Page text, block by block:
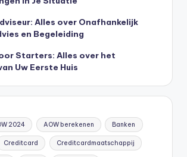
Alles over Onafhankelijk
en Begeleiding
Starters: Alles over het
Uw Eerste Huis
2024 AOW berekenen Banken
Creditcard Creditcardmaatschappij